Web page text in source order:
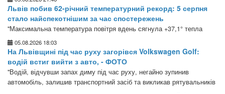
Львів побив 62-річний температурний рекорд: 5 серпня
стало найспекотнішим за час спостережень
"Максимальна температура повітря вдень сягнула +37,1° тепла
05.08.2026 18:03
На Львівщині під час руху загорівся Volkswagen Golf:
водій встиг вийти з авто, - ФОТО
"Водій, відчувши запах диму під час руху, негайно зупинив
автомобіль, залишив транспортний засіб та викликав рятувальників